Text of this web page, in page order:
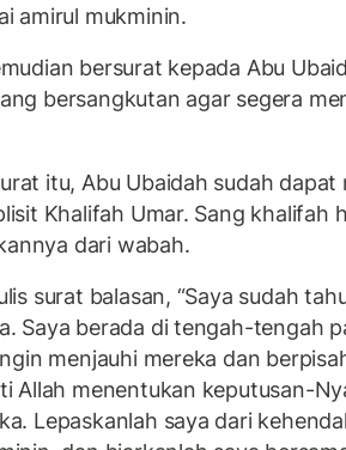
amirul mukminin.
bersurat kepada Abu
bersangkutan agar segera
itu, Abu Ubaidah sudah dapat
Khalifah Umar. Sang khalifah
dari wabah.
surat balasan, “Saya sudah
Saya berada di tengah-tengah
menjauhi mereka dan
Allah menentukan keputusan-
Lepaskanlah saya dari